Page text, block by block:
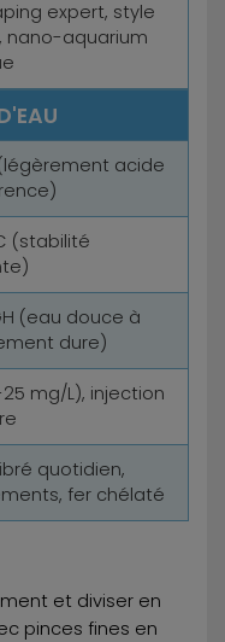
expert, style
nano-aquarium
acide
(stabilité
(eau douce à
dure)
25 mg/L), injection
quotidien,
fer chélaté
et diviser en
pinces fines en